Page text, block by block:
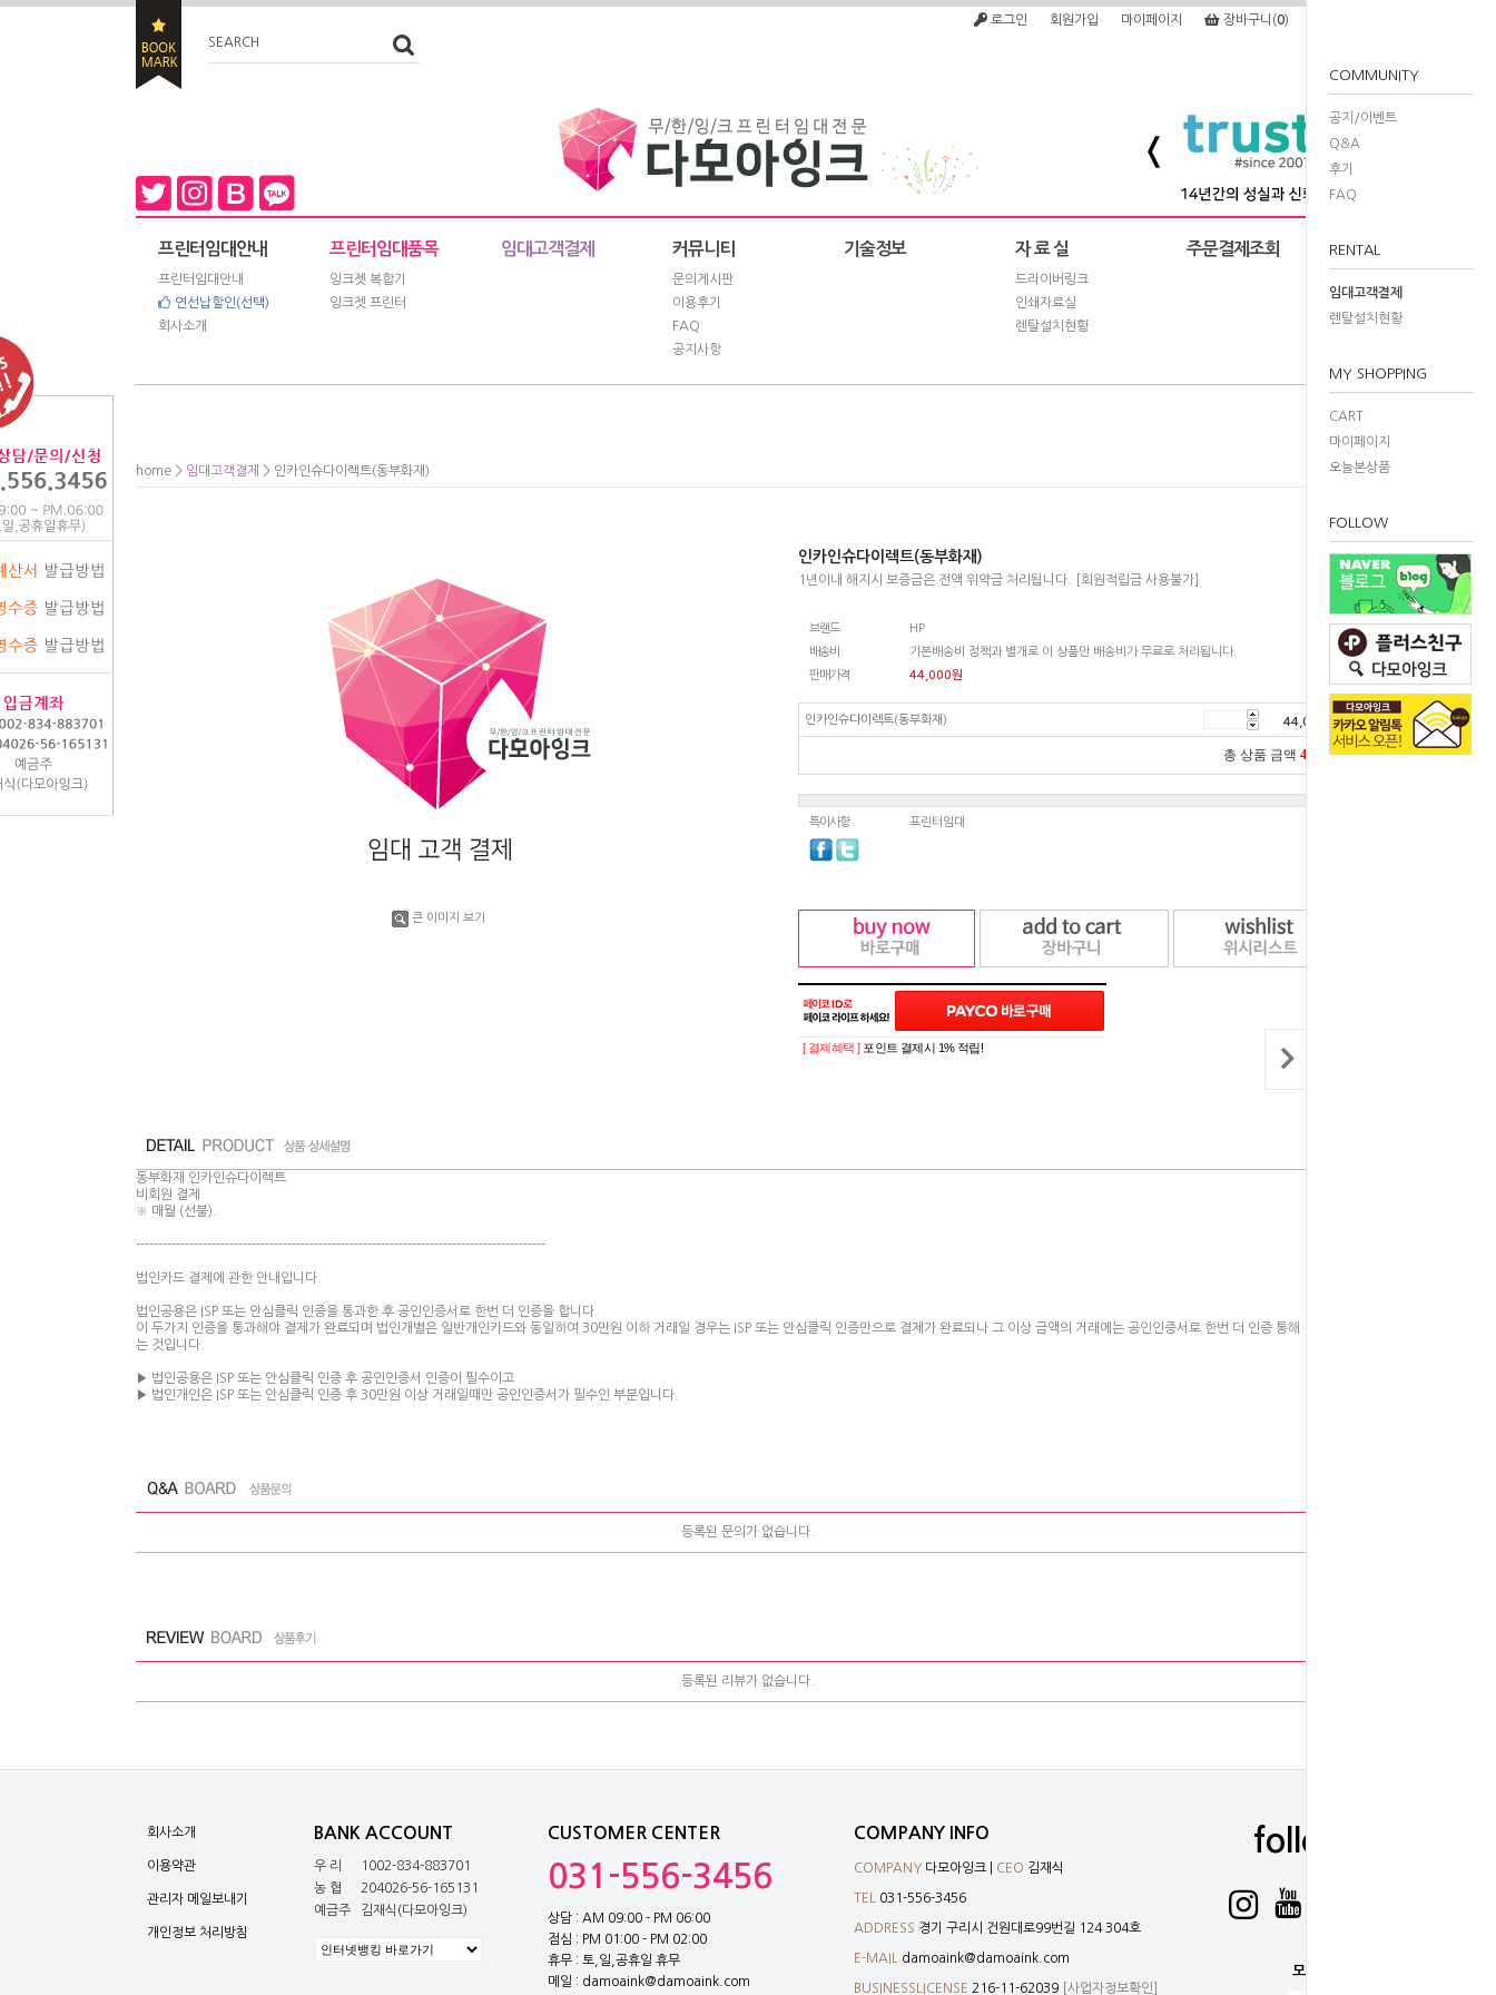
SEARCH
로그인 회원가입 마이페이지 장바구니(0)
프린터임대안내
프린터임대안내
연선납할인(선택)
회사소개
프린터임대품목
잉크젯 복합기
잉크젯 프린터
임대고객결제 커뮤니티
문의게시판
이용후기
FAQ
공지사항
기술정보 자 료 실
드라이버링크
인쇄자료실
렌탈설치현황
주문결제조회
COMMUNITY
공지/이벤트
Q&A
후기
FAQ
RENTAL
임대고객결제
렌탈설치현황
MY SHOPPING
CART
마이페이지
오늘본상품
FOLLOW
home > 임대고객결제 > 인카인슈다이렉트(동부화재)
큰 이미지 보기
인카인슈다이렉트(동부화재)
1년이내 해지시 보증금은 전액 위약금 처리됩니다. [회원적립금 사용불가]
브랜드
HP
배송비
기본배송비 정책과 별개로 이 상품만 배송비가 무료로 처리됩니다.
판매가격
44,000원
인카인슈다이렉트(동부화재) 44,000 원
총 상품 금액 44,000 원
특이사항 프린터임대
페이코 ID로 페이
PAYCO 바로구매
[ 결제혜택 ] 포인트 결제시 1% 적립!
동부화재 인카인슈다이렉트
비회원 결제
※ 매월 (선불).
--------------------------------------------------------------------------------------------
법인카드 결제에 관한 안내입니다.
법인공용은 ISP 또는 안심클릭 인증을 통과한 후 공인인증서로 한번 더 인증을 합니다.
이 두가지 인증을 통과해야 결제가 완료되며 법인개별은 일반개인카드와 동일하여 30만원 이하 거래일 경우는 ISP 또는 안심클릭 인증만으로 결제가 완료되나 그 이상 금액의 거래에는 공인인증서로 한번 더 인증 통해 결제가 되
는 것입니다.
▶ 법인공용은 ISP 또는 안심클릭 인증 후 공인인증서 인증이 필수이고
▶ 법인개인은 ISP 또는 안심클릭 인증 후 30만원 이상 거래일때만 공인인증서가 필수인 부분입니다.
등록된 문의가 없습니다.
등록된 리뷰가 없습니다.
회사소개
이용약관
관리자 메일보내기
개인정보 처리방침
BANK ACCOUNT
우 리
1002-834-883701
농 협
204026-56-165131
예금주
김재식(다모아잉크)
CUSTOMER CENTER
031-556-3456
상담 : AM 09:00 - PM 06:00
점심 : PM 01:00 - PM 02:00
휴무 : 토,일,공휴일 휴무
메일 : damoaink@damoaink.com
COMPANY INFO
COMPANY 다모아잉크 | CEO 김재식
TEL 031-556-3456
ADDRESS 경기 구리시 건원대로99번길 124 304호
E-MAIL damoaink@damoaink.com
BUSINESSLICENSE 216-11-62039 [사업자정보확인]
follow
모바일